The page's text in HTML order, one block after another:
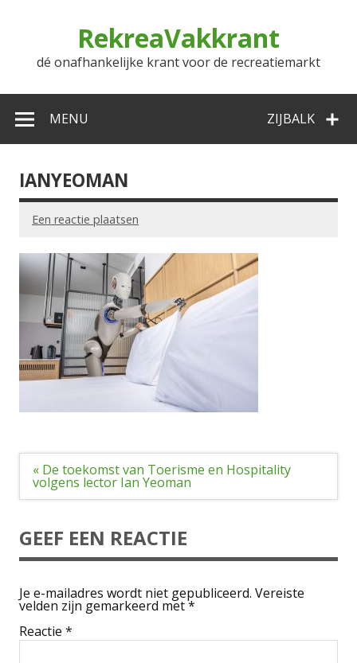
RekreaVakkrant
dé onafhankelijke krant voor de recreatiemarkt
ZIJBALK
MENU
IANYEOMAN
Een reactie plaatsen
Bericht
navigatie
« De toekomst van Toerisme en Hospitality
volgens lector Ian Yeoman
GEEF EEN REACTIE
Je e-mailadres wordt niet gepubliceerd. Vereiste
velden zijn gemarkeerd met*
Reactie *